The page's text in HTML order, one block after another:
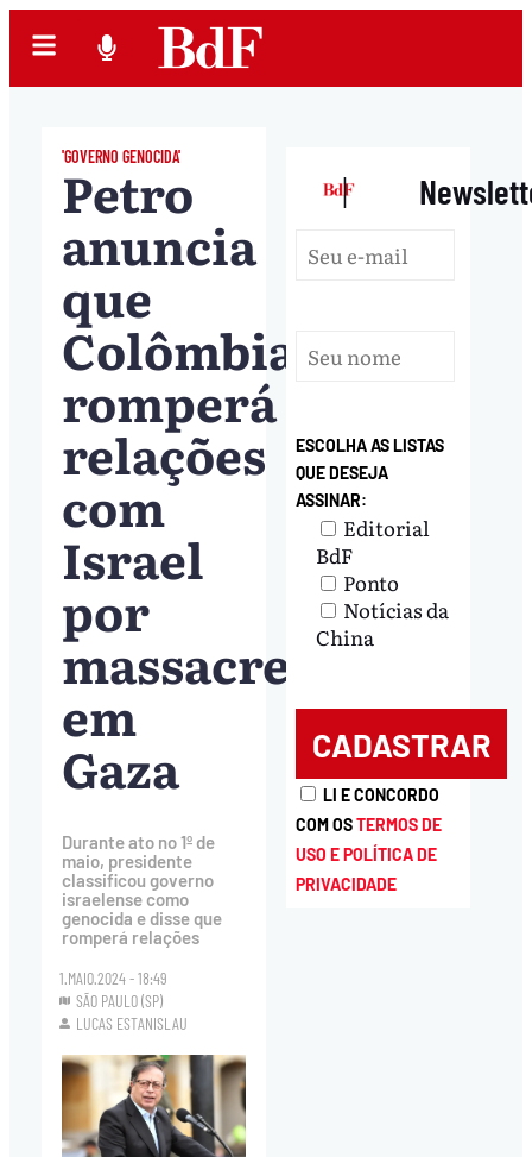
'GOVERNO GENOCIDA'
Petro
anuncia
que
Colômbia
romperá
relações
com
Israel
por
massacre
em
Gaza
Durante ato no 1º de
maio, presidente
classificou governo
israelense como
genocida e disse que
romperá relações
1.MAIO.2024 - 18:49
SÃO PAULO (SP)
LUCAS ESTANISLAU
|
ESCOLHA AS LISTAS
QUE DESEJA
ASSINAR:
Editorial
BdF
Ponto
Notícias da
China
LI E CONCORDO
COM OSTERMOS DE
USO E POLÍTICA DE
PRIVACIDADE